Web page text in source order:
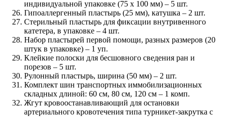
индивидуальной упаковке (75 x 100 мм) – 5 шт.
Гипоаллергенный пластырь (25 мм), катушка – 2 шт.
Стерильный пластырь для фиксации внутривенного
катетера, в упаковке – 4 шт.
Набор пластырей первой помощи, разных размеров (20
штук в упаковке) – 1 уп.
Клейкие полоски для бесшовного сведения ран и
порезов – 5 шт.
Рулонный пластырь, ширина (50 мм) – 2 шт.
Комплект шин транспортных иммобилизационных
складных длиной: 60 см, 80 см, 120 см – 1 комп.
Жгут кровоостанавливающий для остановки
артериального кровотечения типа турникет-закрутка с